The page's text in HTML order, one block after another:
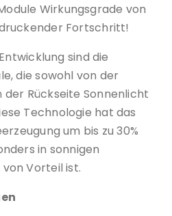
Wirkungsgrade von
Fortschritt!
sind die
die sowohl von der
Rückseite Sonnenlicht
Technologie hat das
um bis zu 30%
in sonnigen
Vorteil ist.